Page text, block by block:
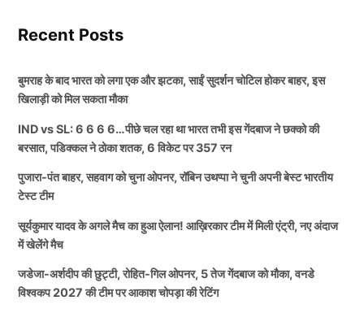
Recent Posts
बुमराह के बाद भारत को लगा एक और झटका, साईं सुदर्शन चोटिल होकर बाहर, इस
खिलाड़ी को मिल सकता मौका
IND vs SL: 6 6 6 6…पीछे चल रहा था भारत तभी इस गेंदबाज ने छक्को की
बरसात, पडिक्कल ने ठोका शतक, 6 विकेट पर 357 रन
पुजारा-पंत बाहर, सहवाग को चुना ओपनर, रॉबिन उथप्पा ने चुनी अपनी बेस्ट भारतीय
टेस्ट टीम
सूर्यकुमार यादव के अगले मैच का हुआ ऐलान! आख़िरकार टीम में मिली एंट्री, नए अंदाज
में खेलेंगे मैच
जडेजा-अर्शदीप की छुट्टी, रोहित-गिल ओपनर, 5 तेज गेंदबाज को मौका, वनडे
विश्वकप 2027 की टीम पर आकाश चोपड़ा की रेटिंग